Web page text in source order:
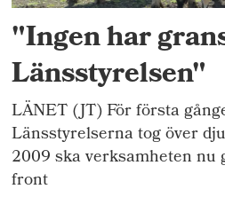
"Ingen har
Länsstyrelsen"
LÄNET (JT) För första
Länsstyrelserna tog över
2009 ska verksamheten nu
front